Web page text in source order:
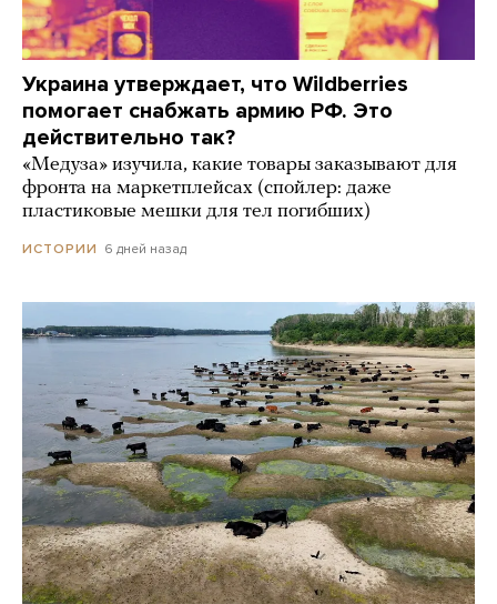
Украина утверждает, что Wildberries
помогает снабжать армию РФ. Это
действительно так?
«Медуза» изучила, какие товары заказывают для
фронта на маркетплейсах (спойлер: даже
пластиковые мешки для тел погибших)
ИСТОРИИ 6 дней назад